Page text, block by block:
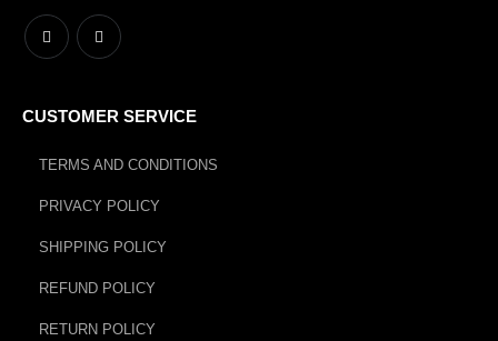
CUSTOMER SERVICE
TERMS AND CONDITIONS
PRIVACY POLICY
SHIPPING POLICY
REFUND POLICY
RETURN POLICY